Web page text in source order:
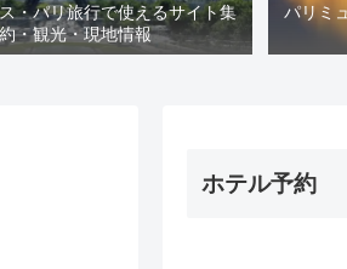
・パリ旅行で使えるサイト集
・観光・現地情報
パリミ
ホテル予約